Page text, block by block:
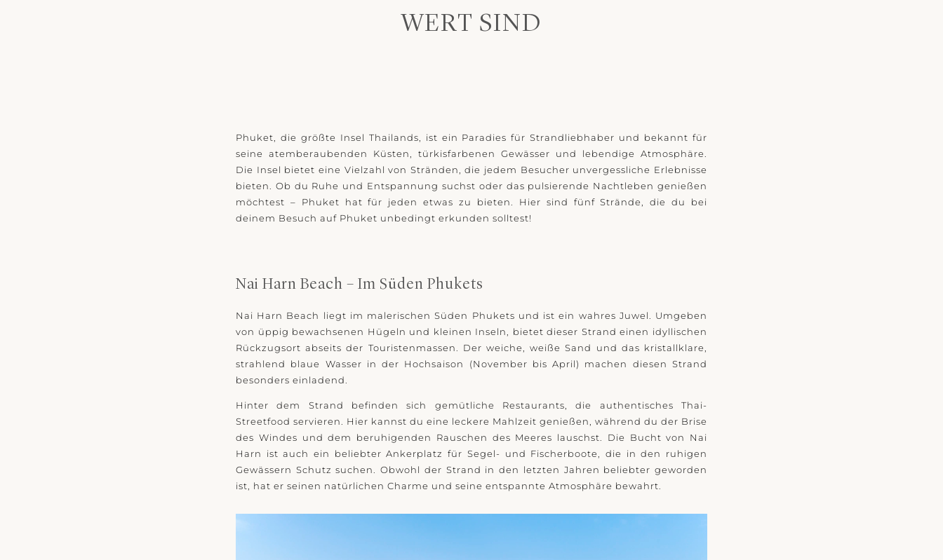
WERT SIND
Phuket, die größte Insel Thailands, ist ein Paradies für Strandliebhaber und bekannt für
seine atemberaubenden Küsten, türkisfarbenen Gewässer und lebendige Atmosphäre.
Die Insel bietet eine Vielzahl von Stränden, die jedem Besucher unvergessliche Erlebnisse
bieten. Ob du Ruhe und Entspannung suchst oder das pulsierende Nachtleben genießen
möchtest – Phuket hat für jeden etwas zu bieten. Hier sind fünf Strände, die du bei
deinem Besuch auf Phuket unbedingt erkunden solltest!
Nai Harn Beach – Im Süden Phukets
Nai Harn Beach liegt im malerischen Süden Phukets und ist ein wahres Juwel. Umgeben
von üppig bewachsenen Hügeln und kleinen Inseln, bietet dieser Strand einen idyllischen
Rückzugsort abseits der Touristenmassen. Der weiche, weiße Sand und das kristallklare,
strahlend blaue Wasser in der Hochsaison (November bis April) machen diesen Strand
besonders einladend.
Hinter dem Strand befinden sich gemütliche Restaurants, die authentisches Thai-
Streetfood servieren. Hier kannst du eine leckere Mahlzeit genießen, während du der Brise
des Windes und dem beruhigenden Rauschen des Meeres lauschst. Die Bucht von Nai
Harn ist auch ein beliebter Ankerplatz für Segel- und Fischerboote, die in den ruhigen
Gewässern Schutz suchen. Obwohl der Strand in den letzten Jahren beliebter geworden
ist, hat er seinen natürlichen Charme und seine entspannte Atmosphäre bewahrt.